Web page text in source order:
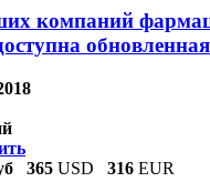
компаний
365 USD 316 EUR